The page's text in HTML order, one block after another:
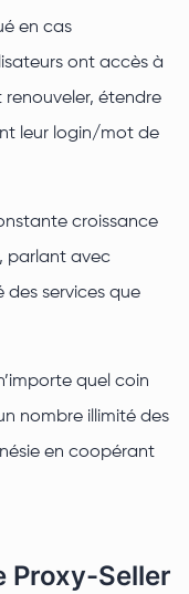
en cas
ont accès à
étendre
leur login/mot de
croissance
parlant avec
services que
quel coin
nombre illimité des
en coopérant
Proxy-Seller